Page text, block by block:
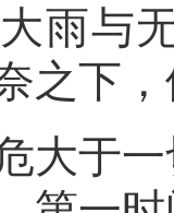
雨与
之下
于一